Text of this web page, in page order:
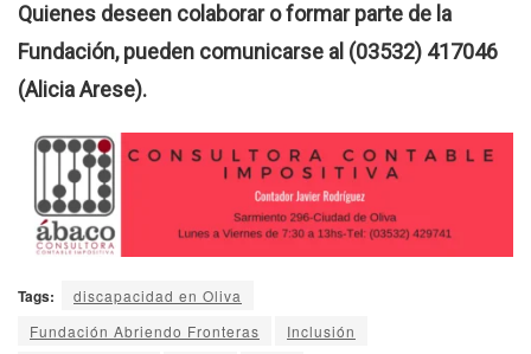
Quienes deseen colaborar o formar parte de la
Fundación, pueden comunicarse al (03532) 417046
(Alicia Arese).
Tags:
discapacidad en Oliva
Fundación Abriendo Fronteras
Inclusión